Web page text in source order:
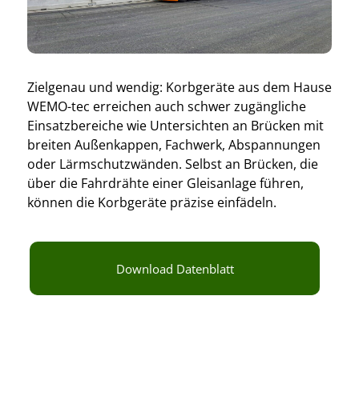
Zielgenau und wendig: Korbgeräte aus dem Hause
WEMO-tec erreichen auch schwer zugängliche
Einsatzbereiche wie Untersichten an Brücken mit
breiten Außenkappen, Fachwerk, Abspannungen
oder Lärmschutzwänden. Selbst an Brücken, die
über die Fahrdrähte einer Gleisanlage führen,
können die Korbgeräte präzise einfädeln.
Download Datenblatt